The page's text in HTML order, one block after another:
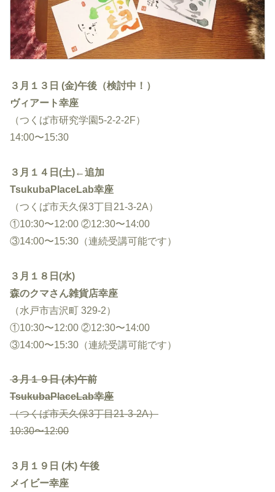
３月１３日 (金)午後（検討中！）
ヴィアート幸座
（つくば市研究学園5-2-2-2F）
14:00〜15:30
３月１４日(土)←追加
TsukubaPlaceLab幸座
（つくば市天久保3丁目21-3-2A）
①10:30〜12:00 ②12:30〜14:00
③14:00〜15:30（連続受講可能です）
３月１８日(水)
森のクマさん雑貨店幸座
（水戸市吉沢町 329-2）
①10:30〜12:00 ②12:30〜14:00
③14:00〜15:30（連続受講可能です）
３月１９日 (木)午前
TsukubaPlaceLab幸座
（つくば市天久保3丁目21-3-2A）
10:30〜12:00
３月１９日 (木) 午後
メイビー幸座